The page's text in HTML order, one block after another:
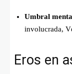
Umbral
involucrada,
Eros en